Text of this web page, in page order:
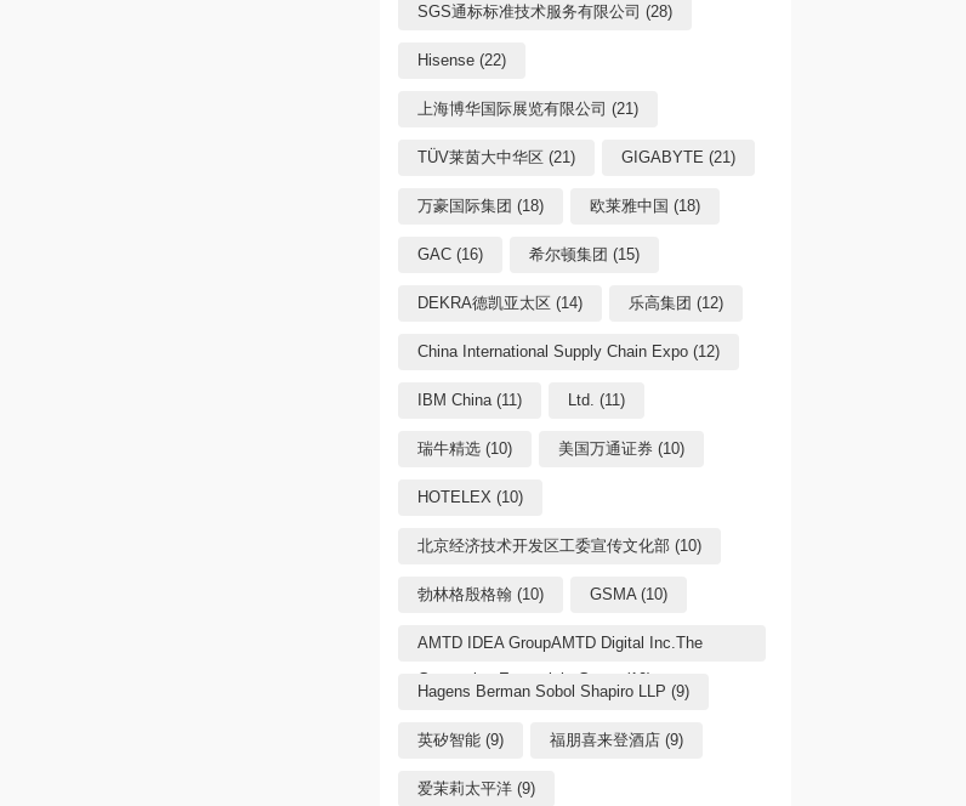
SGS通标标准技术服务有限公司 (28)
Hisense (22)
上海博华国际展览有限公司 (21)
TÜV莱茵大中华区 (21) GIGABYTE (21)
万豪国际集团 (18) 欧莱雅中国 (18)
GAC (16) 希尔顿集团 (15)
DEKRA德凯亚太区 (14) 乐高集团 (12)
China International Supply Chain Expo (12)
IBM China (11) Ltd. (11)
瑞牛精选 (10) 美国万通证券 (10)
HOTELEX (10)
北京经济技术开发区工委宣传文化部 (10)
勃林格殷格翰 (10) GSMA (10)
AMTD IDEA GroupAMTD Digital Inc.The
Generation Essentials Group (10)
Hagens Berman Sobol Shapiro LLP (9)
英矽智能 (9) 福朋喜来登酒店 (9)
爱茉莉太平洋 (9)